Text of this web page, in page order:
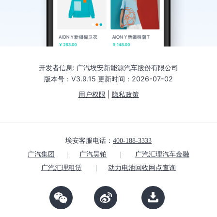
开发者信息: 广汽埃安新能源汽车股份有限公司
版本号：V3.9.15 更新时间： 2026-07-02
用户权限
隐私政策
埃安客服电话： 400-188-3333
广汽集团
| 广汽昊铂 |
广汽汇理汽车金融
广汽汇理租赁
| 动力电池回收网点查询